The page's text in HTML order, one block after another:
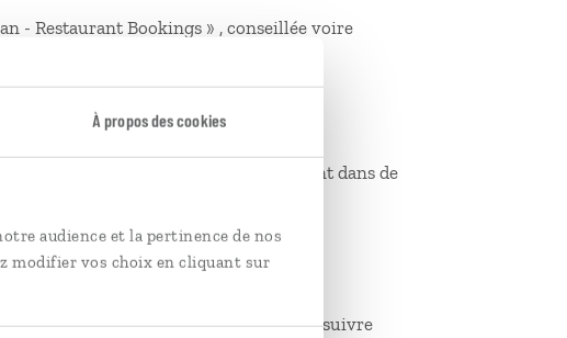
À propos des cookies
audience et la pertinence de nos
modifier vos choix en cliquant sur
- Restaurant Bookings » , conseillée voire
assistante maternelle sans supplément dans de
pour son insécurité, mais il suffit de suivre